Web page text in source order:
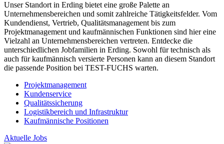
Unser Standort in Erding bietet eine große Palette an
Unternehmensbereichen und somit zahlreiche Tätigkeitsfelder. Vom
Kundendienst, Vertrieb, Qualitätsmanagement bis zum
Projektmanagement und kaufmännischen Funktionen sind hier eine
Vielzahl an Unternehmensbereichen vertreten. Entdecke die
unterschiedlichen Jobfamilien in Erding. Sowohl für technisch als
auch für kaufmännisch versierte Personen kann an diesem Standort
die passende Position bei TEST-FUCHS warten.
Projektmanagement
Kundenservice
Qualitätssicherung
Logistikbereich und Infrastruktur
Kaufmännische Positionen
Aktuelle Jobs